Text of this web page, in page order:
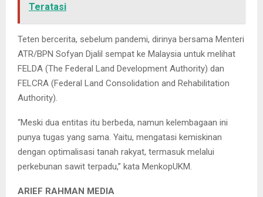
Teratasi
Teten bercerita, sebelum pandemi, dirinya bersama Menteri
ATR/BPN Sofyan Djalil sempat ke Malaysia untuk melihat
FELDA (The Federal Land Development Authority) dan
FELCRA (Federal Land Consolidation and Rehabilitation
Authority).
“Meski dua entitas itu berbeda, namun kelembagaan ini
punya tugas yang sama. Yaitu, mengatasi kemiskinan
dengan optimalisasi tanah rakyat, termasuk melalui
perkebunan sawit terpadu,” kata MenkopUKM.
ARIEF RAHMAN MEDIA